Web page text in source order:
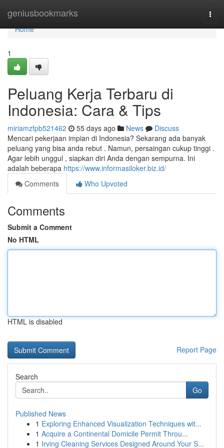
geniusbookmarks
Home
Home
1
Peluang Kerja Terbaru di
Indonesia: Cara & Tips
miriamzfpb521462 55 days ago News
Discuss
Mencari pekerjaan impian di Indonesia? Sekarang ada banyak
peluang yang bisa anda rebut . Namun, persaingan cukup tinggi .
Agar lebih unggul , siapkan diri Anda dengan sempurna. Ini
adalah beberapa https://www.informasiloker.biz.id/
Comments
Who Upvoted
Comments
Submit a Comment
No HTML
HTML is disabled
Report Page
Search
Go
Published News
1 Exploring Enhanced Visualization Techniques wit...
1 Acquire a Continental Domicile Permit Throu...
1 Irving Cleaning Services Designed Around Your S...